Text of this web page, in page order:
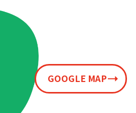
GOOGLE MAP